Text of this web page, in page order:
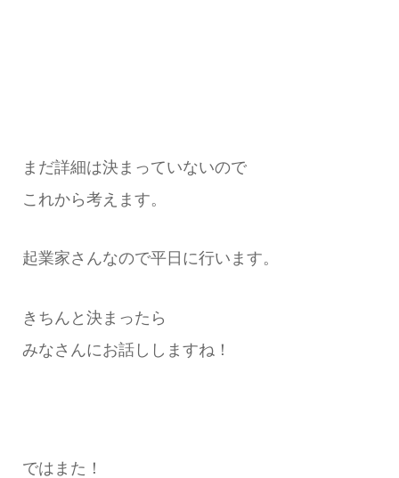
まだ詳細は決まっていないので
これから考えます。
起業家さんなので平日に行います。
きちんと決まったら
みなさんにお話ししますね！
ではまた！